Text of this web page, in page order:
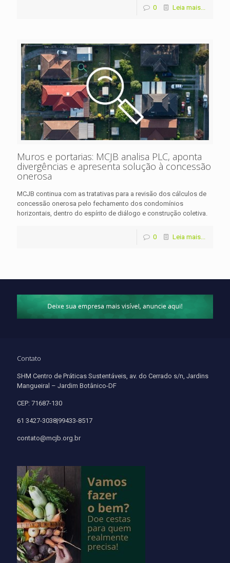
0 Leia mais...
Muros e portarias: MCJB analisa PLC, aponta
divergências e apresenta solução à concessão
onerosa
MCJB continua com as tratativas para a revisão dos cálculos de
concessão onerosa pelo fechamento dos condomínios
horizontais, dentro do espírito de diálogo e construção coletiva.
0 Leia mais...
Contato
SHM Centro de Práticas Sustentáveis, av. do Cerrado s/n, Jardins
Mangueiral – Jardim Botânico-DF
CEP: 71687-130
61 3427-3038|99433-8517
contato@mcjb.org.br